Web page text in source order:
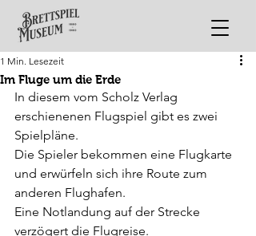
Im Fluge um die Erde
1 Min. Lesezeit
In diesem vom Scholz Verlag
erschienenen Flugspiel gibt es zwei
Spielpläne.
Die Spieler bekommen eine Flugkarte
und erwürfeln sich ihre Route zum
anderen Flughafen.
Eine Notlandung auf der Strecke
verzögert die Flugreise.